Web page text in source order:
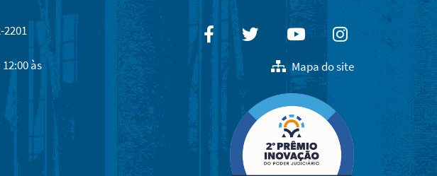
2201
às
FacebookTwitterYoutubeInstagram
Mapa do site